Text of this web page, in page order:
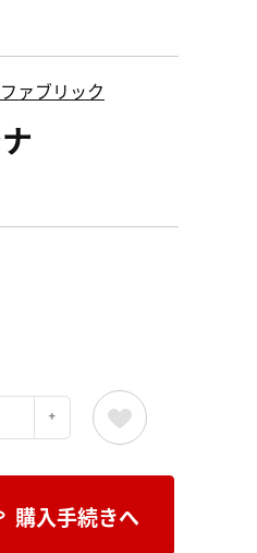
アファブリック
購入手続きへ